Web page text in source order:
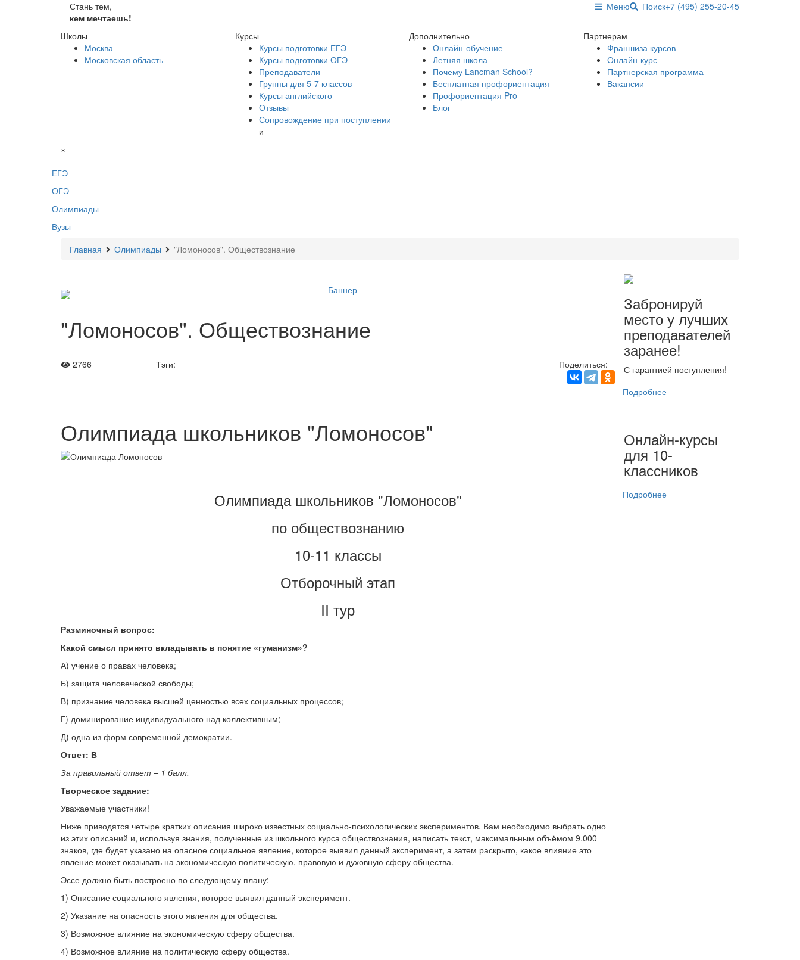
Стань тем,
кем мечтаешь!
+7 (495) 255-20-45
Поиск
Меню
Школы
Москва
Московская область
Курсы
Курсы подготовки ЕГЭ
Курсы подготовки ОГЭ
Преподаватели
Группы для 5-7 классов
Курсы английского
Отзывы
Сопровождение при поступлении
и
Дополнительно
Онлайн-обучение
Летняя школа
Почему Lancman School?
Бесплатная профориентация
Профориентация Pro
Блог
Партнерам
Франшиза курсов
Онлайн-курс
Партнерская программа
Вакансии
×
ЕГЭ
ОГЭ
Олимпиады
Вузы
Главная
Олимпиады "Ломоносов". Обществознание
"Ломоносов". Обществознание
2766 Тэги: Поделиться:
Олимпиада школьников "Ломоносов"
Олимпиада школьников "Ломоносов"
по обществознанию
10-11 классы
Отборочный этап
II тур
Разминочный вопрос:
Какой смысл принято вкладывать в понятие «гуманизм»?
А) учение о правах человека;
Б) защита человеческой свободы;
В) признание человека высшей ценностью всех социальных процессов;
Г) доминирование индивидуального над коллективным;
Д) одна из форм современной демократии.
Ответ: В
За правильный ответ – 1 балл.
Творческое задание:
Уважаемые участники!
Ниже приводятся четыре кратких описания широко известных социально-психологических экспериментов. Вам необходимо выбрать одно
из этих описаний и, используя знания, полученные из школьного курса обществознания, написать текст, максимальным объёмом 9.000
знаков, где будет указано на опасное социальное явление, которое выявил данный эксперимент, а затем раскрыто, какое влияние это
явление может оказывать на экономическую политическую, правовую и духовную сферу общества.
Эссе должно быть построено по следующему плану:
1) Описание социального явления, которое выявил данный эксперимент.
2) Указание на опасность этого явления для общества.
3) Возможное влияние на экономическую сферу общества.
4) Возможное влияние на политическую сферу общества.
Забронируй
место у лучших
преподавателей
заранее!
С гарантией поступления!
Подробнее
Онлайн-курсы
для 10-
классников
Подробнее